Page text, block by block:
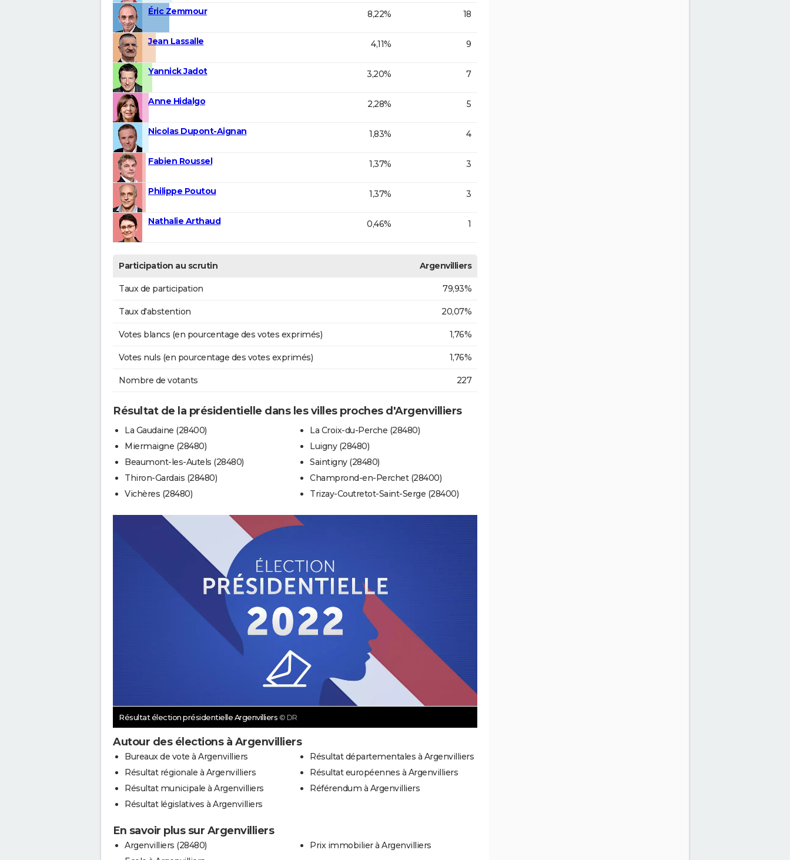
Éric Zemmour 8,22% 18
Jean Lassalle 4,11% 9
Yannick Jadot 3,20% 7
Anne Hidalgo 2,28% 5
Nicolas Dupont-Aignan 1,83% 4
Fabien Roussel 1,37% 3
Philippe Poutou 1,37% 3
Nathalie Arthaud 0,46% 1
Participation au scrutin Argenvilliers
Taux de participation 79,93%
Taux d'abstention 20,07%
Votes blancs (en pourcentage des votes exprimés) 1,76%
Votes nuls (en pourcentage des votes exprimés) 1,76%
Nombre de votants 227
Résultat de la présidentielle dans les villes proches d'Argenvilliers
La Gaudaine (28400)
Miermaigne (28480)
Beaumont-les-Autels (28480)
Thiron-Gardais (28480)
Vichères (28480)
La Croix-du-Perche (28480)
Luigny (28480)
Saintigny (28480)
Champrond-en-Perchet (28400)
Trizay-Coutretot-Saint-Serge (28400)
Résultat élection présidentielle Argenvilliers © DR
Autour des élections à Argenvilliers
Bureaux de vote à Argenvilliers
Résultat régionale à Argenvilliers
Résultat municipale à Argenvilliers
Résultat législatives à Argenvilliers
Résultat départementales à Argenvilliers
Résultat européennes à Argenvilliers
Référendum à Argenvilliers
En savoir plus sur Argenvilliers
Argenvilliers (28480)
Prix immobilier à Argenvilliers